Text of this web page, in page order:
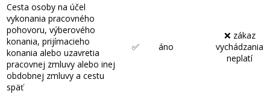
Cesta osoby na účel
vykonania pracovného
pohovoru, výberového
konania, prijímacieho
konania alebo uzavretia
pracovnej zmluvy alebo inej
obdobnej zmluvy a cestu
späť
✅ áno
❌ zákaz
vychádzania
neplatí